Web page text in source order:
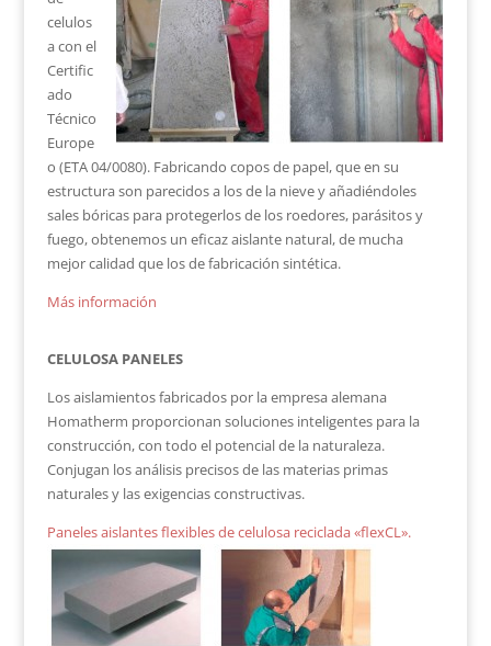
celulos
a con el
Certific
ado
Técnico
Europe
o (ETA 04/0080). Fabricando copos de papel, que en su
estructura son parecidos a los de la nieve y añadiéndoles
sales bóricas para protegerlos de los roedores, parásitos y
fuego, obtenemos un eficaz aislante natural, de mucha
mejor calidad que los de fabricación sintética.
Más información
CELULOSA PANELES
Los aislamientos fabricados por la empresa alemana
Homatherm proporcionan soluciones inteligentes para la
construcción, con todo el potencial de la naturaleza.
Conjugan los análisis precisos de las materias primas
naturales y las exigencias constructivas.
Paneles aislantes flexibles de celulosa reciclada «flexCL».